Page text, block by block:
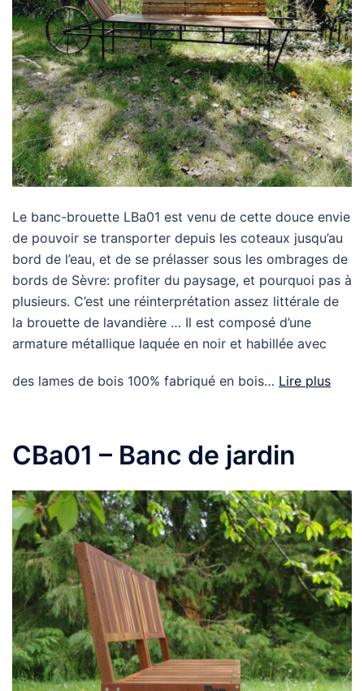
Le banc-brouette LBa01 est venu de cette douce envie
de pouvoir se transporter depuis les coteaux jusqu’au
bord de l’eau, et de se prélasser sous les ombrages de
bords de Sèvre: profiter du paysage, et pourquoi pas à
plusieurs. C’est une réinterprétation assez littérale de
la brouette de lavandière … Il est composé d’une
armature métallique laquée en noir et habillée avec
des lames de bois 100% fabriqué en bois… Lire plus
CBa01 – Banc de jardin